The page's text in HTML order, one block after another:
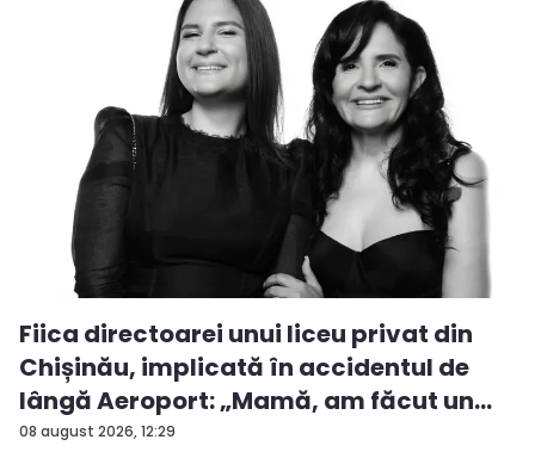
08 august 2026, 12:29
Fiica directoarei unui liceu privat din
Chișinău, implicată în accidentul de
lângă Aeroport: „Mamă, am făcut un
ac...